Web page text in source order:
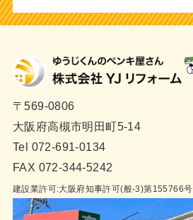
〒569-0806
大阪府高槻市明田町5-14
Tel 072-691-0134
FAX 072-344-5242
建設業許可:大阪府知事許可(般-3)第155766号